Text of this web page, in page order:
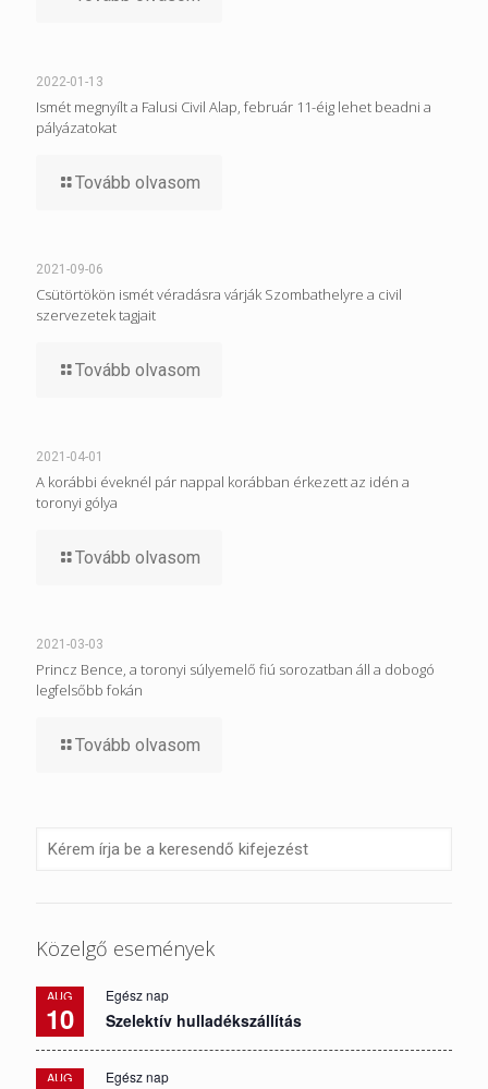
2022-01-13
Ismét megnyílt a Falusi Civil Alap, február 11-éig lehet beadni a
pályázatokat
Tovább olvasom
2021-09-06
Csütörtökön ismét véradásra várják Szombathelyre a civil
szervezetek tagjait
Tovább olvasom
2021-04-01
A korábbi éveknél pár nappal korábban érkezett az idén a
toronyi gólya
Tovább olvasom
2021-03-03
Princz Bence, a toronyi súlyemelő fiú sorozatban áll a dobogó
legfelsőbb fokán
Tovább olvasom
Közelgő események
AUG
10
Egész nap
Szelektív hulladékszállítás
AUG Egész nap